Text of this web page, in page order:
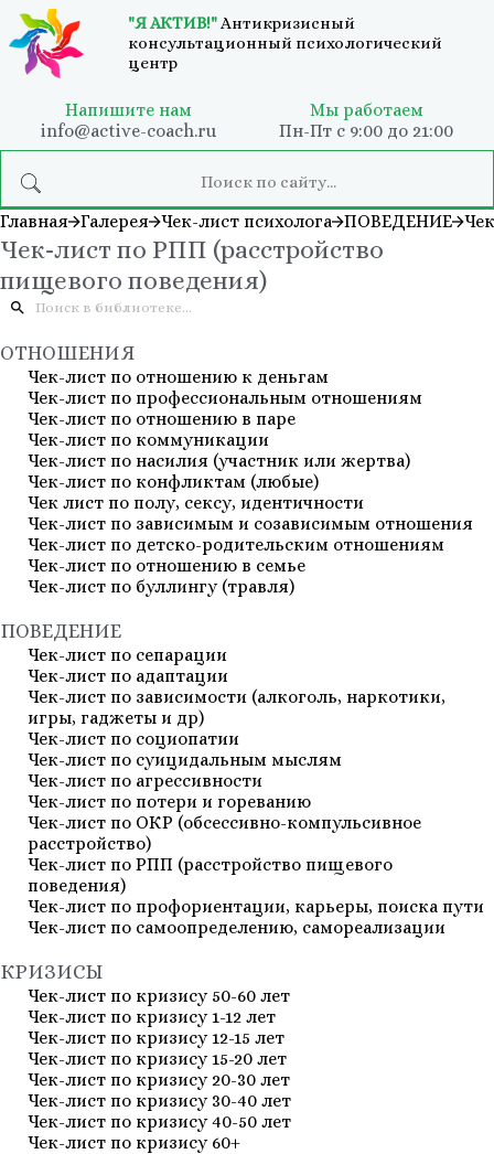
"Я АКТИВ!"Антикризисный
консультационный психологический
центр
Напишите нам
info@active-coach.ru
Мы работаем
Пн-Пт с 9:00 до 21:00
Главная Галерея Чек-лист психолога ПОВЕДЕНИЕ
Чек-лист по РПП (расстройство
пищевого поведения)
ОТНОШЕНИЯ
Чек-лист по отношению к деньгам
Чек-лист по профессиональным отношениям
Чек-лист по отношению в паре
Чек-лист по коммуникации
Чек-лист по насилия (участник или жертва)
Чек-лист по конфликтам (любые)
Чек лист по полу, сексу, идентичности
Чек-лист по зависимым и созависимым отношения
Чек-лист по детско-родительским отношениям
Чек-лист по отношению в семье
Чек-лист по буллингу (травля)
ПОВЕДЕНИЕ
Чек-лист по сепарации
Чек-лист по адаптации
Чек-лист по зависимости (алкоголь, наркотики,
игры, гаджеты и др)
Чек-лист по социопатии
Чек-лист по суицидальным мыслям
Чек-лист по агрессивности
Чек-лист по потери и гореванию
Чек-лист по ОКР (обсессивно-компульсивное
расстройство)
Чек-лист по РПП (расстройство пищевого
поведения)
Чек-лист по профориентации, карьеры, поиска пути
Чек-лист по самоопределению, самореализации
КРИЗИСЫ
Чек-лист по кризису 50-60 лет
Чек-лист по кризису 1-12 лет
Чек-лист по кризису 12-15 лет
Чек-лист по кризису 15-20 лет
Чек-лист по кризису 20-30 лет
Чек-лист по кризису 30-40 лет
Чек-лист по кризису 40-50 лет
Чек-лист по кризису 60+